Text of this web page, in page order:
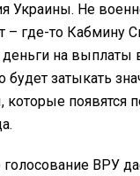
Украины. Не
– где-то Кабмину
деньги на
затыкать
появятся
ВРУ